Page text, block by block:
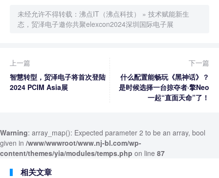
未经允许不得转载： 沸点IT（沸点科技） » 技术赋能新生
态，贸泽电子邀你共聚elexcon2024深圳国际电子展
上一篇
智慧转型，贸泽电子将首次登陆
2024 PCIM Asia展
下一篇
什么配置能畅玩《黑神话》？
是时候选择一台掠夺者·擎Neo
一起“直面天命”了！
Warning: array_map(): Expected parameter 2 to be an array, bool
given in /www/wwwroot/www.nj-bl.com/wp-
content/themes/yia/modules/temps.php on line 87
相关文章